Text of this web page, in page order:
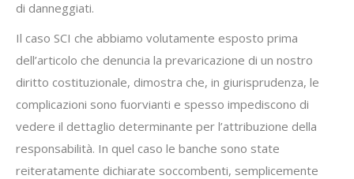
di danneggiati.
Il caso SCI che abbiamo volutamente esposto prima
dell’articolo che denuncia la prevaricazione di un nostro
diritto costituzionale, dimostra che, in giurisprudenza, le
complicazioni sono fuorvianti e spesso impediscono di
vedere il dettaglio determinante per l’attribuzione della
responsabilità. In quel caso le banche sono state
reiteratamente dichiarate soccombenti, semplicemente